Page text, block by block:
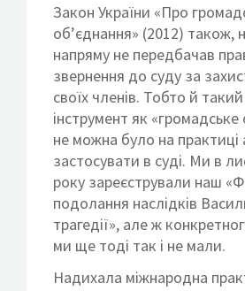
Закон України «Про
об’єднання» (2012) також,
напряму не передбачав
звернення до суду за
своїх членів. Тобто й
інструмент як «громадське
не можна було на практиці
застосувати в суді. Ми в
року зареєстрували наш
подолання наслідків
трагедії», але ж
ми ще тоді так і не мали.
Надихала міжнародна